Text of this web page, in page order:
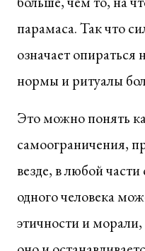
парамаса. Так что
означает
нормы и ритуалы
Это можно понять
самоограничения,
везде, в любой
одного человека
этичности и